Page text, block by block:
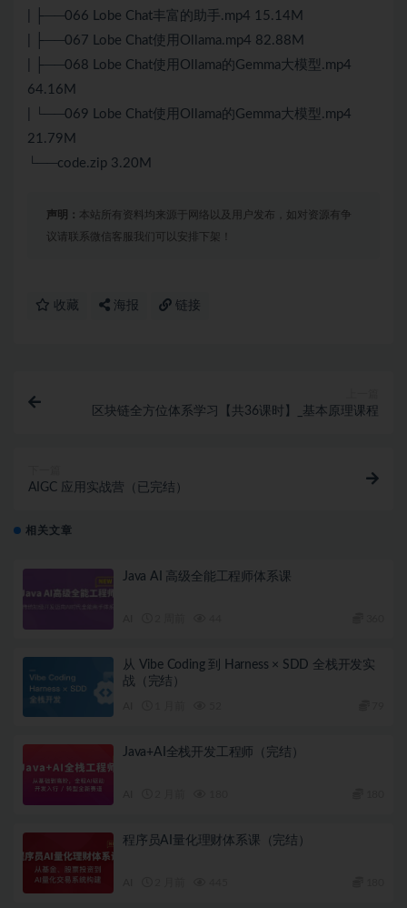
| ├──066 Lobe Chat丰富的助手.mp4 15.14M
| ├──067 Lobe Chat使用Ollama.mp4 82.88M
| ├──068 Lobe Chat使用Ollama的Gemma大模型.mp4
64.16M
| └──069 Lobe Chat使用Ollama的Gemma大模型.mp4
21.79M
└──code.zip 3.20M
声明： 本站所有资料均来源于网络以及用户发布，如对资源有争
议请联系微信客服我们可以安排下架！
收藏 海报 链接
区块链全方位体系学习【共36课时】_基本原理课程
AIGC 应用实战营（已完结）
相关文章
Java AI 高级全能工程师体系课
从 Vibe Coding 到 Harness × SDD 全栈开发实
战（完结）
Java+AI全栈开发工程师（完结）
程序员AI量化理财体系课（完结）